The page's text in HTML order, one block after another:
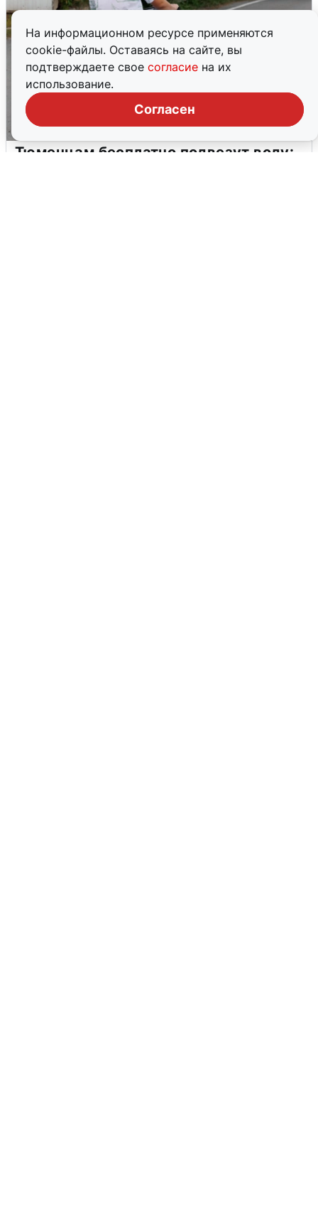
На информационном ресурсе применяются
cookie-файлы. Оставаясь на сайте, вы
подтверждаете свое согласие на их
использование.
Согласен
Тюменцам бесплатно подвезут воду: